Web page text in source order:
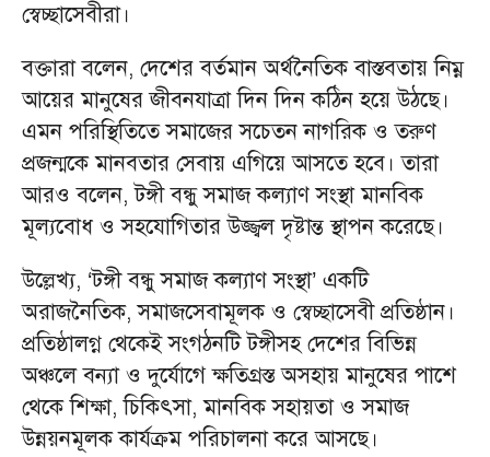
স্বেচ্ছাসেবীরা।
বক্তারা বলেন, দেশের বর্তমান অর্থনৈতিক বাস্তবতায় নিম্ন
আয়ের মানুষের জীবনযাত্রা দিন দিন কঠিন হয়ে উঠছে।
এমন পরিস্থিতিতে সমাজের সচেতন নাগরিক ও তরুণ
প্রজন্মকে মানবতার সেবায় এগিয়ে আসতে হবে। তারা
আরও বলেন, টঙ্গী বন্ধু সমাজ কল্যাণ সংস্থা মানবিক
মূল্যবোধ ও সহযোগিতার উজ্জ্বল দৃষ্টান্ত স্থাপন করেছে।
উল্লেখ্য, ‘টঙ্গী বন্ধু সমাজ কল্যাণ সংস্থা’ একটি
অরাজনৈতিক, সমাজসেবামূলক ও স্বেচ্ছাসেবী প্রতিষ্ঠান।
প্রতিষ্ঠালগ্ন থেকেই সংগঠনটি টঙ্গীসহ দেশের বিভিন্ন
অঞ্চলে বন্যা ও দুর্যোগে ক্ষতিগ্রস্ত অসহায় মানুষের পাশে
থেকে শিক্ষা, চিকিৎসা, মানবিক সহায়তা ও সমাজ
উন্নয়নমূলক কার্যক্রম পরিচালনা করে আসছে।